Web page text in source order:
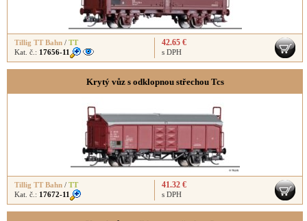
Tillig TT Bahn / TT
Kat. č.: 17656-11
42.65 €
s DPH
Krytý vůz s odklopnou střechou Tcs
Tillig TT Bahn / TT
Kat. č.: 17672-11
41.32 €
s DPH